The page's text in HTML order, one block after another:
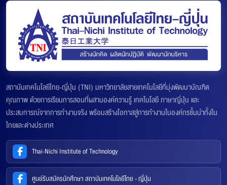
สถาบันเทคโนโลยีไทย-ญี่ปุ่น (TNI) มหาวิทยาลัยสายเทคโนโลยีที่มุ่งพัฒนาบัณฑิต
คุณภาพ ด้วยการเรียนการสอนที่ผสานองค์ความรู้ เทคโนโลยี ภาษาญี่ปุ่น และ
ประสบการณ์จากการทำงานจริง พร้อมสร้างโอกาสสู่การทำงานในองค์กรชั้นนำทั้งใน
ไทยและต่างประเทศ
Thai-Nichi Institute of Technology
ศูนย์รับสมัครนักศึกษา สถาบันเทคโนโลยีไทย - ญี่ปุ่น